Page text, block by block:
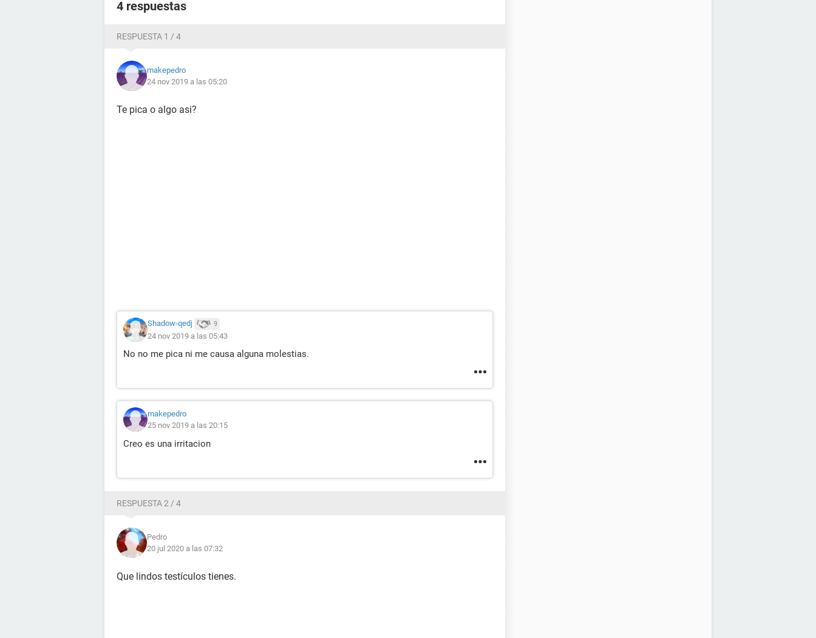
4 respuestas
RESPUESTA 1 / 4
makepedro
24 nov 2019 a las 05:20
Te pica o algo asi?
Shadow-qedj 9
24 nov 2019 a las 05:43
No no me pica ni me causa alguna molestias.
makepedro
25 nov 2019 a las 20:15
Creo es una irritacion
RESPUESTA 2 / 4
Pedro
20 jul 2020 a las 07:32
Que lindos testículos tienes.